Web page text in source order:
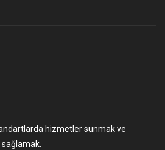
hizmetler sunmak ve